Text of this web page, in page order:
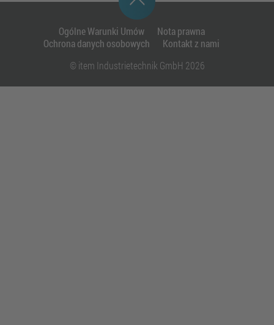
Ogólne Warunki Umów
Nota prawna
Ochrona danych osobowych
Kontakt z nami
© item Industrietechnik GmbH 2026